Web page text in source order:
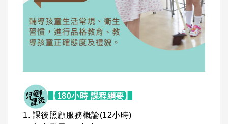
【180小時 課程綱要】
1. 課後照顧服務概論(12小時)